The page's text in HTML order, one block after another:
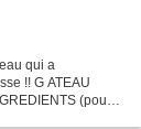
qui a
!! G ATEAU
(pour